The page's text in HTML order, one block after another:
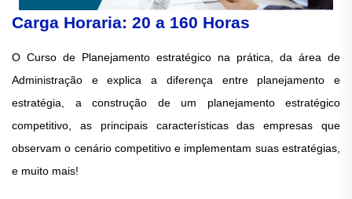
Carga Horaria: 20 a 160 Horas
O Curso de Planejamento estratégico na prática, da área de
Administração e explica a diferença entre planejamento e
estratégia, a construção de um planejamento estratégico
competitivo, as principais características das empresas que
observam o cenário competitivo e implementam suas estratégias,
e muito mais!